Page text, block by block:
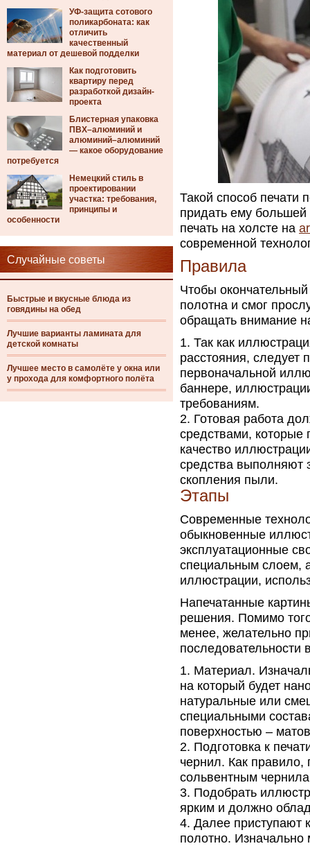
УФ-защита сотового
поликарбоната: как
отличить
качественный
материал от дешевой подделки
Как подготовить
квартиру перед
разработкой дизайн-
проекта
Блистерная упаковка
ПВХ–алюминий и
алюминий–алюминий
— какое оборудование
потребуется
Немецкий стиль в
проектировании
участка: требования,
принципы и
особенности
Случайные советы
Быстрые и вкусные блюда из
говядины на обед
Лучшие варианты ламината для
детской комнаты
Лучшее место в самолёте у окна или
у прохода для комфортного полёта
Такой способ печати
придать ему большей
печать на холсте на
современной
Правила
Чтобы
полотна и смог
обращать внимание
Так как
расстояния, следует
первоначальной
баннере,
требованиям.
Готовая работа
средствами, которые
качество
средства выполняют
скопления пыли.
Этапы
Современные
обыкновенные
эксплуатационные
специальным слоем,
иллюстрации,
Напечатанные
решения. Помимо
менее, желательно
последовательности
Материал.
на который будет
натуральные или
специальными
поверхностью –
Подготовка к
чернил. Как
сольвентным
Подобрать
ярким и должно
Далее приступают
полотно.